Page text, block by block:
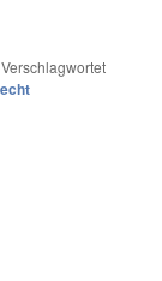
Verschlagwortet